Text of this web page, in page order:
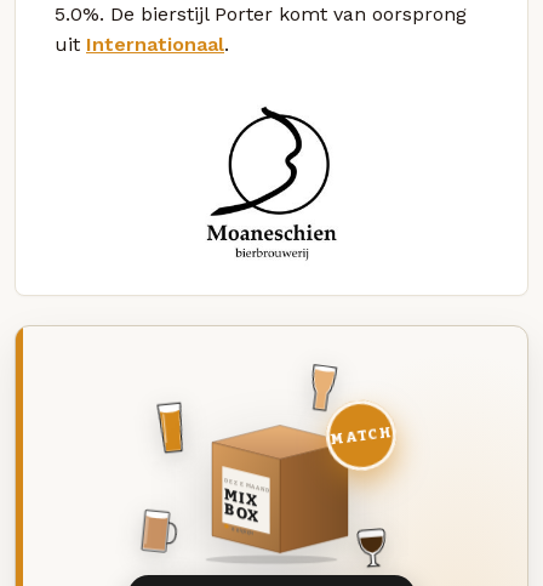
5.0%. De bierstijl Porter komt van oorsprong
uit Internationaal.
DEZE MAAND
MIX
BOX
8 BIEREN
MATCH